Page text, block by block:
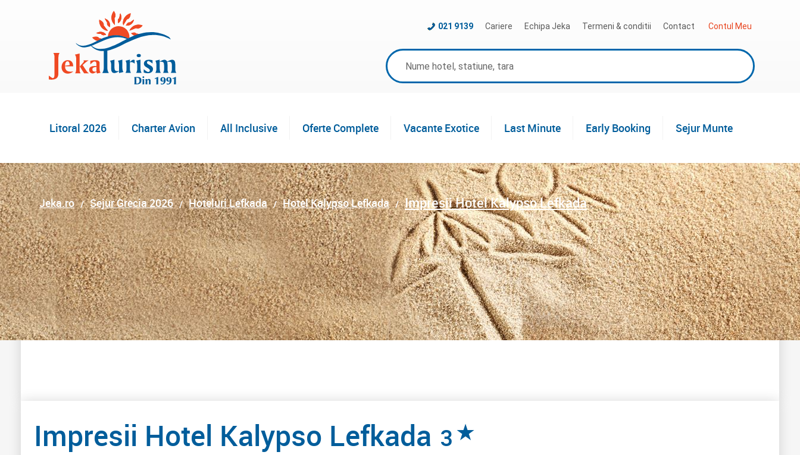
Cariere Echipa Jeka Termeni & conditii Contact Contul Meu
021 9139
Litoral 2026 Charter Avion All Inclusive Oferte Complete Vacante Exotice Last Minute Early Booking Sejur Munte
Jeka.ro Sejur Grecia 2026 Hoteluri Lefkada Hotel Kalypso Lefkada Impresii Hotel Kalypso Lefkada
Impresii Hotel Kalypso Lefkada 3★